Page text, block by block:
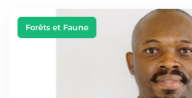
Forêts et Faune